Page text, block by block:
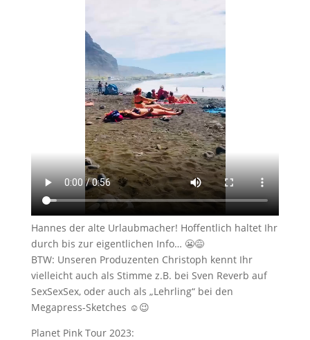
Hannes der alte Urlaubmacher! Hoffentlich haltet Ihr
durch bis zur eigentlichen Info… 😬😅
BTW: Unseren Produzenten Christoph kennt Ihr
vielleicht auch als Stimme z.B. bei Sven Reverb auf
SexSexSex, oder auch als „Lehrling“ bei den
Megapress-Sketches ☺️😉
Planet Pink Tour 2023: